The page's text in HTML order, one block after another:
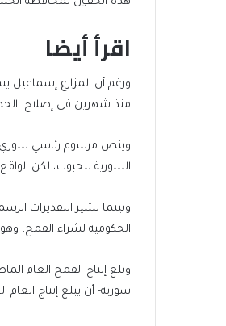
اقرأ أيضا
list
of
items
end
of
ورغم أن المزارع إسماعيل
منذ شهرين في إصلاح
السورية للحبوب، لكن
وبينما تشير التقديرات
الحكومية لشراء القمح، وهو
سورية- أن يبلغ إنتاج العام الحالي نحو مليون و200 ألف طن، ما